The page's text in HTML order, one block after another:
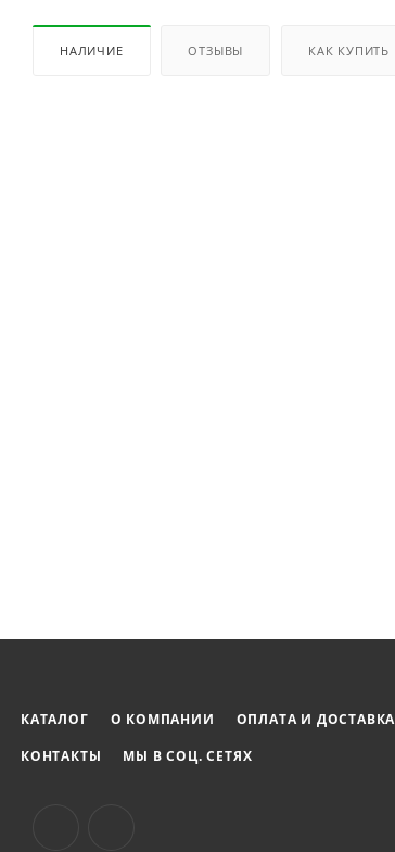
НАЛИЧИЕ ОТЗЫВЫ КАК КУПИТЬ
КАТАЛОГ О КОМПАНИИ ОПЛАТА И ДОСТАВКА
КОНТАКТЫ
МЫ В СОЦ. СЕТЯХ